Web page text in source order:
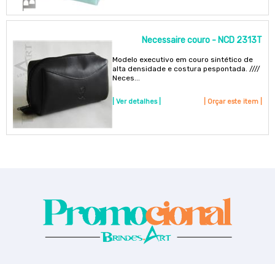
Necessaire couro - NCD 2313T
Modelo executivo em couro sintético de
alta densidade e costura pespontada. ////
Neces...
| Ver detalhes | | Orçar este item |